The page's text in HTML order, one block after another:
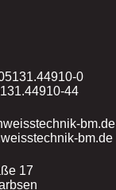
0
44
bm.de
bm.de
17